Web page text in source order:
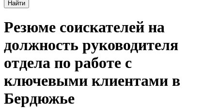
Найти
Резюме соискателей на
должность руководителя
отдела по работе с
ключевыми клиентами в
Бердюжье